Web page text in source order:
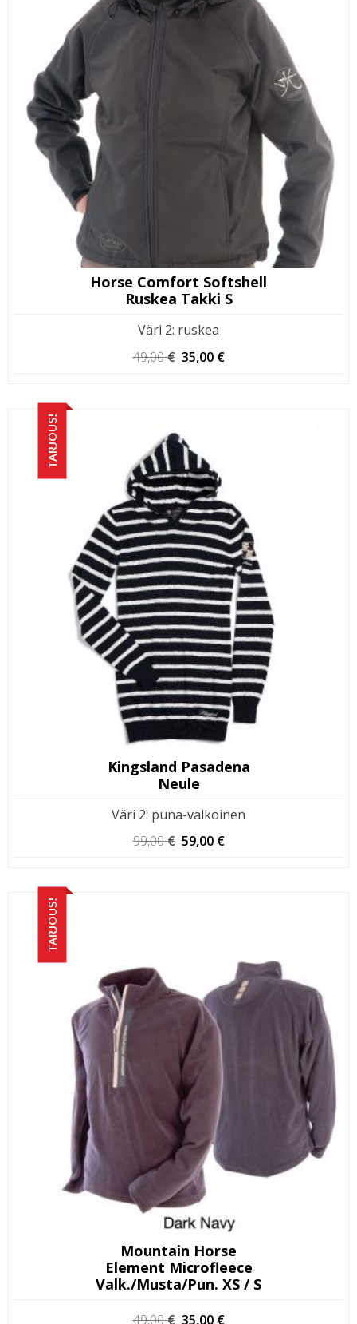
Horse Comfort Softshell
Ruskea Takki S
Väri 2: ruskea
49,00€ Alkuperäinen
35,00 €
TARJOUS!
Kingsland Pasadena
Neule
Väri 2: puna-valkoinen
99,00€ Alkuperäinen
59,00 €
TARJOUS!
Mountain Horse
Element Microfleece
Valk./musta/pun. XS / S
49,00€ Alkuperäinen
35,00 €